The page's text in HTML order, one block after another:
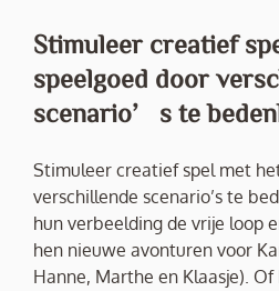
Stimuleer creatief
speelgoed door
scenario’s te
Stimuleer creatief spel met
verschillende scenario’s te
hun verbeelding de vrije loop
hen nieuwe avonturen voor
Hanne, Marthe en Klaasje).